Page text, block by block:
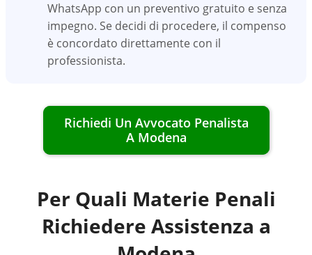
WhatsApp con un preventivo gratuito e senza
impegno. Se decidi di procedere, il compenso
è concordato direttamente con il
professionista.
Richiedi Un Avvocato Penalista
A Modena
Per Quali Materie Penali
Richiedere Assistenza a